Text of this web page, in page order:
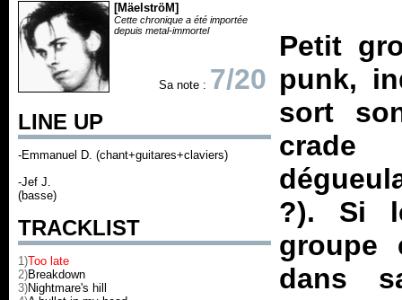
[MäelströM]
Cette chronique a été importée
depuis metal-immortel
Sa note : 7/20
LINE UP
-Emmanuel D. (chant+guitares+claviers)
-Jef J.
(basse)
TRACKLIST
1)Too late
2)Breakdown
3)Nightmare's hill
Petit
punk,
sort
crade
?). Si
groupe
dans